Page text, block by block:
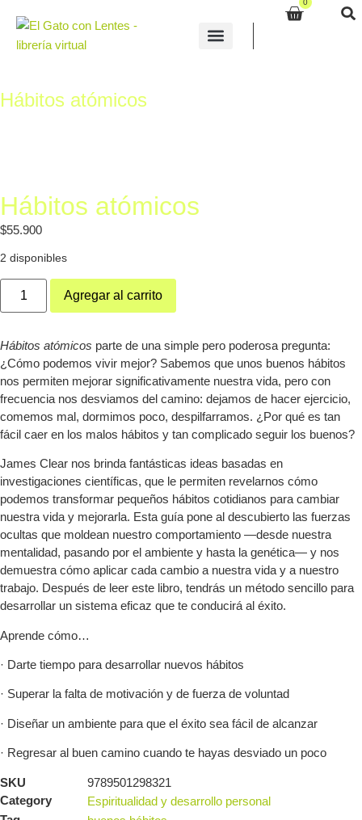
0
Hábitos atómicos
Hábitos atómicos
$55.900
2 disponibles
Agregar al carrito
Hábitos atómicos parte de una simple pero poderosa pregunta:
¿Cómo podemos vivir mejor? Sabemos que unos buenos hábitos
nos permiten mejorar significativamente nuestra vida, pero con
frecuencia nos desviamos del camino: dejamos de hacer ejercicio,
comemos mal, dormimos poco, despilfarramos. ¿Por qué es tan
fácil caer en los malos hábitos y tan complicado seguir los buenos?
James Clear nos brinda fantásticas ideas basadas en
investigaciones científicas, que le permiten revelarnos cómo
podemos transformar pequeños hábitos cotidianos para cambiar
nuestra vida y mejorarla. Esta guía pone al descubierto las fuerzas
ocultas que moldean nuestro comportamiento —desde nuestra
mentalidad, pasando por el ambiente y hasta la genética— y nos
demuestra cómo aplicar cada cambio a nuestra vida y a nuestro
trabajo. Después de leer este libro, tendrás un método sencillo para
desarrollar un sistema eficaz que te conducirá al éxito.
Aprende cómo…
· Darte tiempo para desarrollar nuevos hábitos
· Superar la falta de motivación y de fuerza de voluntad
· Diseñar un ambiente para que el éxito sea fácil de alcanzar
· Regresar al buen camino cuando te hayas desviado un poco
SKU
9789501298321
Category
Espiritualidad y desarrollo personal